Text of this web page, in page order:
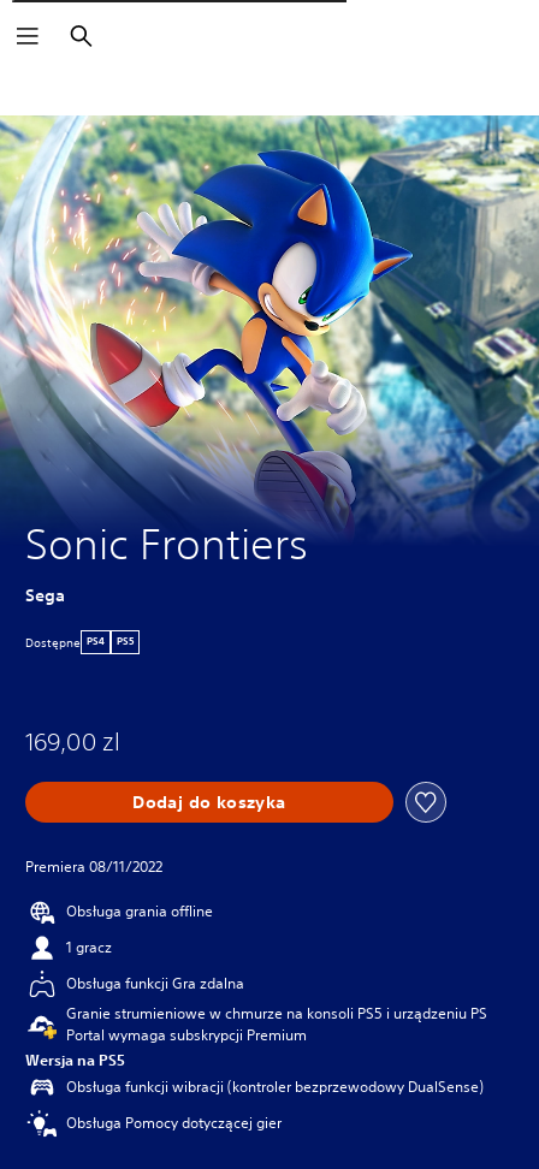
Wyszukaj
Sonic Frontiers
Sega
Dostępne PS4 PS5
169,00 zl
Dodaj do koszyka
Premiera 08/11/2022
Obsługa grania offline
1 gracz
Obsługa funkcji Gra zdalna
Granie strumieniowe w chmurze na konsoli PS5 i urządzeniu PS
Portal wymaga subskrypcji Premium
Wersja na PS5
Obsługa funkcji wibracji (kontroler bezprzewodowy DualSense)
Obsługa Pomocy dotyczącej gier